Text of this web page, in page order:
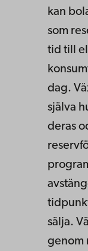
kan
som
tid till
dag.
själva
deras
sälja.
genom